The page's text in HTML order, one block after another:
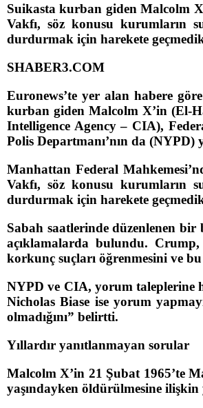
Suikasta kurban giden Malcolm
Vakfı, söz konusu kurumların
durdurmak için harekete
SHABER3.COM
Euronews’te yer alan habere
kurban giden Malcolm X’in (El-
Intelligence Agency – CIA),
Polis Departmanı’nın da
Manhattan Federal
Vakfı, söz konusu kurumların
durdurmak için harekete
Sabah saatlerinde düzenlenen
açıklamalarda bulundu.
korkunç suçları öğrenmesini ve
NYPD ve CIA, yorum taleplerine
Nicholas Biase ise yorum
olmadığını” belirtti.
Yıllardır yanıtlanmayan sorular
Malcolm X’in 21 Şubat 1965’te
yaşındayken öldürülmesine